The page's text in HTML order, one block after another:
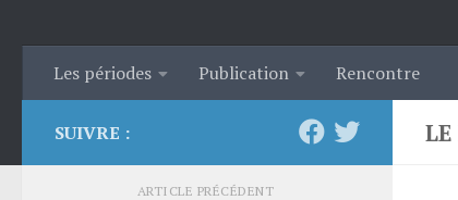
Les périodes Publication Rencontre
SUIVRE :
ARTICLE PRÉCÉDENT